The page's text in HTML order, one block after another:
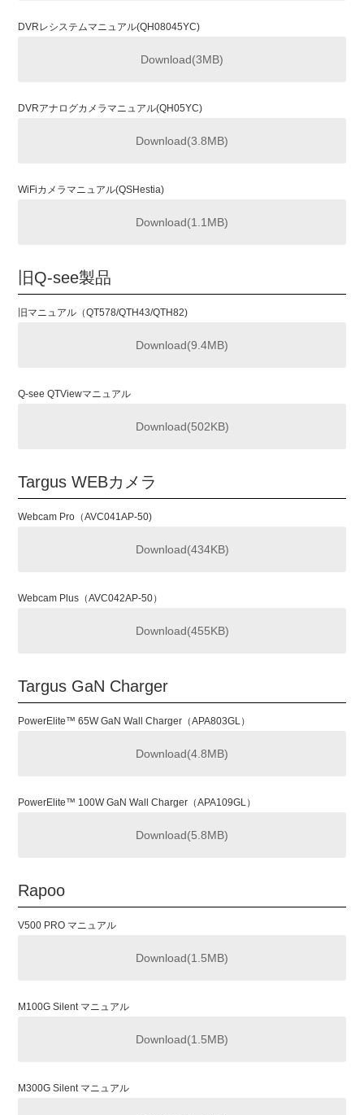
DVRレシステムマニュアル(QH08045YC)
Download(3MB)
DVRアナログカメラマニュアル(QH05YC)
Download(3.8MB)
WiFiカメラマニュアル(QSHestia)
Download(1.1MB)
旧Q-see製品
旧マニュアル（QT578/QTH43/QTH82)
Download(9.4MB)
Q-see QTViewマニュアル
Download(502KB)
Targus WEBカメラ
Webcam Pro（AVC041AP-50)
Download(434KB)
Webcam Plus（AVC042AP-50）
Download(455KB)
Targus GaN Charger
PowerElite™ 65W GaN Wall Charger（APA803GL）
Download(4.8MB)
PowerElite™ 100W GaN Wall Charger（APA109GL）
Download(5.8MB)
Rapoo
V500 PRO マニュアル
Download(1.5MB)
M100G Silent マニュアル
Download(1.5MB)
M300G Silent マニュアル